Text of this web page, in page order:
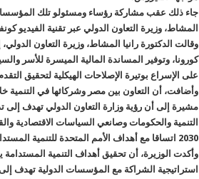
جاء ذلك عقب مشاركة رؤساء ومسئولو تلك المؤسسات
المشاط، وزيرة التعاون الدولي عبر تقنية الفيديو
وقالت الدكتورة رانيا المشاط، وزيرة التعاون
كورونا، وتوفير المساندة المالية الميسرة للأسر
على الإسراع بوتيرة الإصلاحات الهيكلية لتحقيق
وأضافت، أن التعاون بين مصر وشركائها في التنمية
مشيرة إلى أن رؤية وزارة التعاون الدولي تهدف إلى
التنمية والحكومات وصانعي السياسات الاقتصادية
2030 اتساقا مع أهداف الأمم المتحدة للتنمية المستدامة.
وأكدت الوزيرة، أن تحقيق أهداف التنمية
استراتيجية الشراكة مع المؤسسات الدولية تهدف